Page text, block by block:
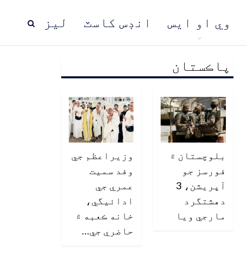
ليز انڊس کاسٽ وي او ايس
پاڪستان مُنڍ
پاڪستان
بلوچستان ۾
فورسز جو
آپريشن، 3
دهشتگرد
مارجي ويا
وزيراعظم جي
وفد سميت
عمري جي
ادائيگي،
خانه ڪعبه ۾
حاضري جي…